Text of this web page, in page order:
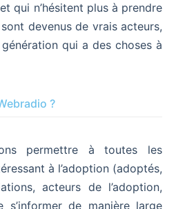
qui n’hésitent plus à prendre
devenus de vrais acteurs,
génération qui a des choses à
?
permettre à toutes les
à l’adoption (adoptés,
acteurs de l’adoption,
s’informer de manière large